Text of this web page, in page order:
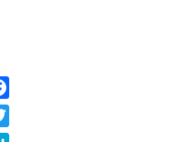
コ
ン
テ
ン